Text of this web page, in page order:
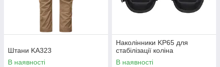
Штани KA323
В наявності
Наколінники KP65 для
стабілізації коліна
В наявності